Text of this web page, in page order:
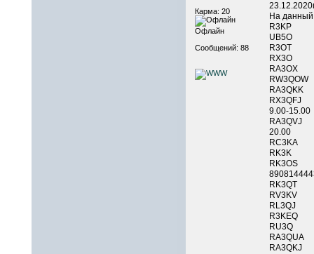
Карма: 20
Офлайн
Сообщений: 88
На
R3KP
UB5O
R3OT
RX3O
RA3OX
9.00-15.00
RK3K
RK3QT
RL3QJ
R3KEQ
RU3Q